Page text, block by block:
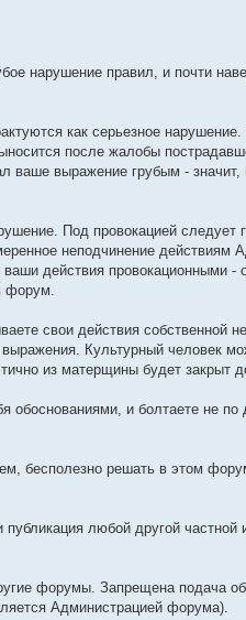
нарушение правил, и почти
как серьезное
после жалобы
ваше выражение грубым -
Под провокацией следует
неподчинение действиям
действия провокационными -
форум.
свои действия собственной
Культурный человек
из матерщины будет закрыт
обоснованиями, и болтаете не
бесполезно решать в этом
любой другой частной
форумы. Запрещена подача
Администрацией форума).